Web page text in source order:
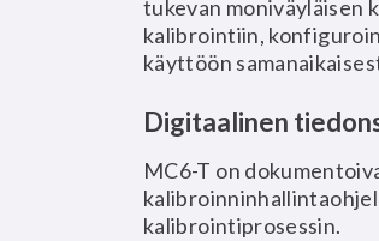
tukevan moniväyläisen
kalibrointiin,
käyttöön
Digitaalinen
MC6-T on
kalibrointiprosessin.